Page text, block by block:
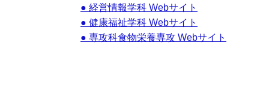
● 経営情報学科 Webサイト
● 健康福祉学科 Webサイト
● 専攻科食物栄養専攻 Webサイト